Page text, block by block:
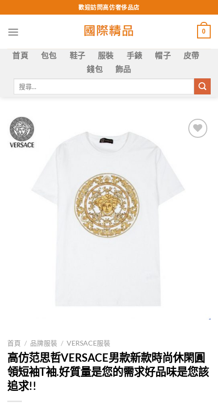
to
content
歡迎訪問高仿奢侈品店
0
首頁 包包 鞋子 服裝 手錶 帽子
皮帶
錢包
飾品
字:
首頁 / 品牌服裝 / VERSACE服裝
高仿范思哲VERSACE男款新款時尚休閑圓
領短袖T袖.好質量是您的需求好品味是您該
追求!!